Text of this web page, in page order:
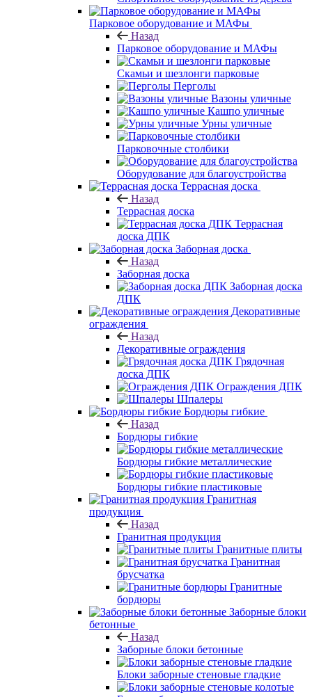
Парковое оборудование и МАФы
Назад
Парковое оборудование и МАФы
Скамьи и шезлонги парковые
Перголы
Вазоны уличные
Кашпо уличные
Урны уличные
Парковочные столбики
Оборудование для благоустройства
Террасная доска
Назад
Террасная доска
Террасная
доска ДПК
Заборная доска
Назад
Заборная доска
Заборная доска
ДПК
Декоративные
ограждения
Назад
Декоративные ограждения
Грядочная
доска ДПК
Ограждения ДПК
Шпалеры
Бордюры гибкие
Назад
Бордюры гибкие
Бордюры гибкие металлические
Бордюры гибкие пластиковые
Гранитная
продукция
Назад
Гранитная продукция
Гранитные плиты
Гранитная
брусчатка
Гранитные
бордюры
Заборные блоки
бетонные
Назад
Заборные блоки бетонные
Блоки заборные стеновые гладкие